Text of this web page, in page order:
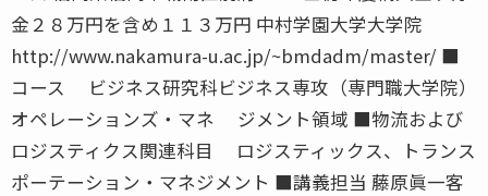
金２８万円を含め１１３万円 中村学園大学大学院
http://www.nakamura-u.ac.jp/~bmdadm/master/ ■
コース ビジネス研究科ビジネス専攻（専門職大学院）
オペレーションズ・マネ ジメント領域 ■物流および
ロジスティクス関連科目 ロジスティックス、トランス
ポーテーション・マネジメント ■講義担当 藤原眞一客